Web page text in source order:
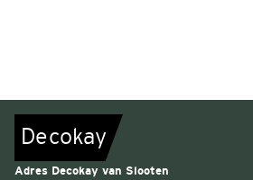
Decokay
Adres Decokay van Slooten